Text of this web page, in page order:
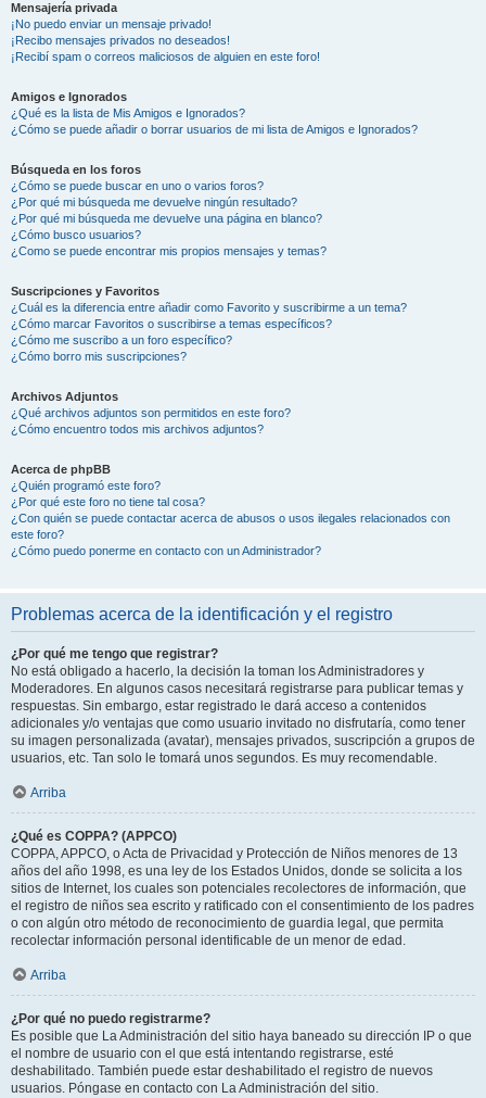
Mensajería privada
¡No puedo enviar un mensaje privado!
¡Recibo mensajes privados no deseados!
¡Recibí spam o correos maliciosos de alguien en este foro!
Amigos e Ignorados
¿Qué es la lista de Mis Amigos e Ignorados?
¿Cómo se puede añadir o borrar usuarios de mi lista de Amigos e Ignorados?
Búsqueda en los foros
¿Cómo se puede buscar en uno o varios foros?
¿Por qué mi búsqueda me devuelve ningún resultado?
¿Por qué mi búsqueda me devuelve una página en blanco?
¿Cómo busco usuarios?
¿Como se puede encontrar mis propios mensajes y temas?
Suscripciones y Favoritos
¿Cuál es la diferencia entre añadir como Favorito y suscribirme a un tema?
¿Cómo marcar Favoritos o suscribirse a temas específicos?
¿Cómo me suscribo a un foro específico?
¿Cómo borro mis suscripciones?
Archivos Adjuntos
¿Qué archivos adjuntos son permitidos en este foro?
¿Cómo encuentro todos mis archivos adjuntos?
Acerca de phpBB
¿Quién programó este foro?
¿Por qué este foro no tiene tal cosa?
¿Con quién se puede contactar acerca de abusos o usos ilegales relacionados con
este foro?
¿Cómo puedo ponerme en contacto con un Administrador?
Problemas acerca de la identificación y el registro
¿Por qué me tengo que registrar?
No está obligado a hacerlo, la decisión la toman los Administradores y
Moderadores. En algunos casos necesitará registrarse para publicar temas y
respuestas. Sin embargo, estar registrado le dará acceso a contenidos
adicionales y/o ventajas que como usuario invitado no disfrutaría, como tener
su imagen personalizada (avatar), mensajes privados, suscripción a grupos de
usuarios, etc. Tan solo le tomará unos segundos. Es muy recomendable.
Arriba
¿Qué es COPPA? (APPCO)
COPPA, APPCO, o Acta de Privacidad y Protección de Niños menores de 13
años del año 1998, es una ley de los Estados Unidos, donde se solicita a los
sitios de Internet, los cuales son potenciales recolectores de información, que
el registro de niños sea escrito y ratificado con el consentimiento de los padres
o con algún otro método de reconocimiento de guardia legal, que permita
recolectar información personal identificable de un menor de edad.
Arriba
¿Por qué no puedo registrarme?
Es posible que La Administración del sitio haya baneado su dirección IP o que
el nombre de usuario con el que está intentando registrarse, esté
deshabilitado. También puede estar deshabilitado el registro de nuevos
usuarios. Póngase en contacto con La Administración del sitio.